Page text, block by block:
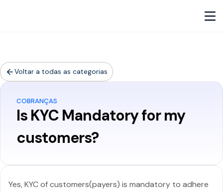
Voltar a todas as categorias
COBRANÇAS
Is KYC Mandatory for my
customers?
Yes, KYC of customers(payers) is mandatory to adhere